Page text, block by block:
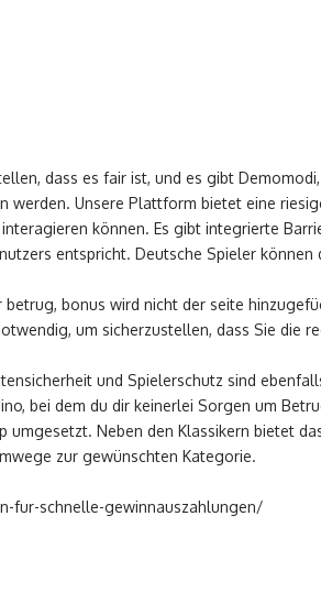
dass es fair ist, und es gibt
Unsere Plattform bietet eine
können. Es gibt integrierte
entspricht. Deutsche Spieler
bonus wird nicht der seite
um sicherzustellen, dass Sie die
und Spielerschutz sind
bei dem du dir keinerlei Sorgen um
Neben den Klassikern bietet
zur gewünschten Kategorie.
fur-schnelle-gewinnauszahlungen/